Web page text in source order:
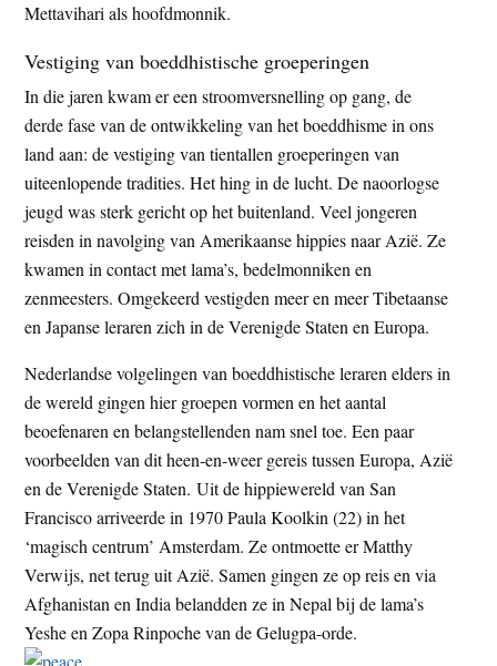
Mettavihari als hoofdmonnik.
Vestiging van boeddhistische groeperingen
In die jaren kwam er een stroomversnelling op gang, de
derde fase van de ontwikkeling van het boeddhisme in ons
land aan: de vestiging van tientallen groeperingen van
uiteenlopende tradities. Het hing in de lucht. De naoorlogse
jeugd was sterk gericht op het buitenland. Veel jongeren
reisden in navolging van Amerikaanse hippies naar Azië. Ze
kwamen in contact met lama’s, bedelmonniken en
zenmeesters. Omgekeerd vestigden meer en meer Tibetaanse
en Japanse leraren zich in de Verenigde Staten en Europa.
Nederlandse volgelingen van boeddhistische leraren elders in
de wereld gingen hier groepen vormen en het aantal
beoefenaren en belangstellenden nam snel toe. Een paar
voorbeelden van dit heen-en-weer gereis tussen Europa, Azië
en de Verenigde Staten. Uit de hippiewereld van San
Francisco arriveerde in 1970 Paula Koolkin (22) in het
‘magisch centrum’ Amsterdam. Ze ontmoette er Matthy
Verwijs, net terug uit Azië. Samen gingen ze op reis en via
Afghanistan en India belandden ze in Nepal bij de lama’s
Yeshe en Zopa Rinpoche van de Gelugpa-orde.